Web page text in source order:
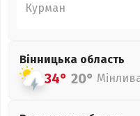
Курман
Вінницька область
34° 20°